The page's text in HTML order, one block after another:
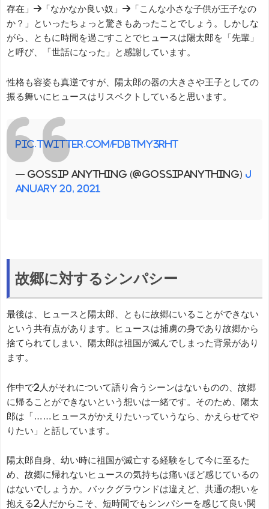
存在」→「なかなか良い奴」→「こんな小さな子供が王子なの
か？」といったちょっと驚きもあったことでしょう。しかしな
がら、ともに時間を過ごすことでヒュースは陽太郎を「先輩」
と呼び、「世話になった」と感謝しています。
性格も容姿も真逆ですが、陽太郎の器の大きさや王子としての
振る舞いにヒュースはリスペクトしていると思います。
pic.twitter.com/fdBtmy3RHT
— Gossip Anything (@gossipanything) J
anuary 20, 2021
故郷に対するシンパシー
最後は、ヒュースと陽太郎、ともに故郷にいることができない
という共有点があります。ヒュースは捕虜の身であり故郷から
捨てられてしまい、陽太郎は祖国が滅んでしまった背景があり
ます。
作中で2人がそれについて語り合うシーンはないものの、故郷
に帰ることができないという想いは一緒です。そのため、陽太
郎は「……ヒュースがかえりたいっていうなら、かえらせてや
りたい」と話しています。
陽太郎自身、幼い時に祖国が滅亡する経験をして今に至るた
め、故郷に帰れないヒュースの気持ちは痛いほど感じているの
はないでしょうか。バックグラウンドは違えど、共通の想いを
抱える2人だからこそ、短時間でもシンパシーを感じて良い関